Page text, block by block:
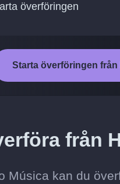
överföringen
Starta överföringen
från
Música kan du